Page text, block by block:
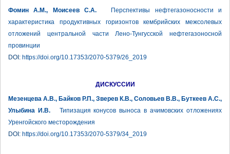
Фомин А.М., Моисеев С.А. Перспективы нефтегазоносности и
характеристика продуктивных горизонтов кембрийских межсолевых
отложений центральной части Лено-Тунгусской нефтегазоносной
провинции
DOI: https://doi.org/10.17353/2070-5379/26_2019
ДИСКУССИИ
Мезенцева А.В., Байков Р.П., Зверев К.В., Соловьев В.В., Буткеев А.С.,
Улыбина И.В.Типизация конусов выноса в ачимовских отложениях
Уренгойского месторождения
DOI: https://doi.org/10.17353/2070-5379/34_2019